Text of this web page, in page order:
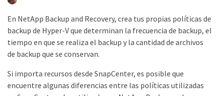
En NetApp Backup and Recovery, crea tus propias políticas de
backup de Hyper-V que determinan la frecuencia de backup, el
tiempo en que se realiza el backup y la cantidad de archivos
de backup que se conservan.
Si importa recursos desde SnapCenter, es posible que
encuentre algunas diferencias entre las políticas utilizadas